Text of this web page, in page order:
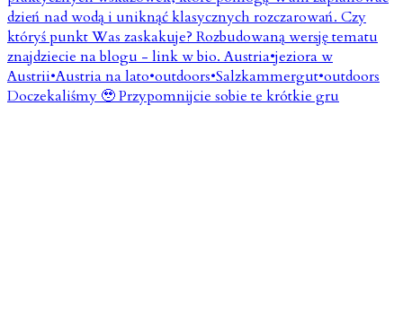
Doczekaliśmy 🥹 Przypomnijcie sobie te krótkie gru